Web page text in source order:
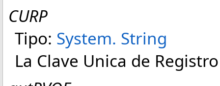
CURP
Tipo: System. String
La Clave Unica de